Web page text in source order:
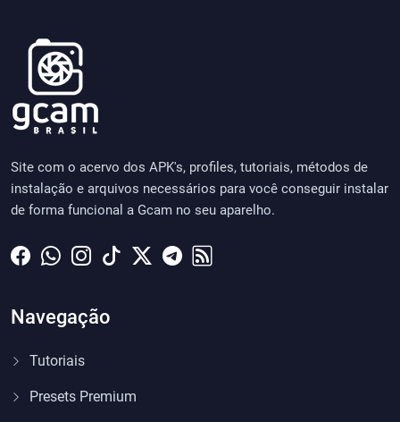
Site com o acervo dos APK's, profiles, tutoriais, métodos de
instalação e arquivos necessários para você conseguir instalar
de forma funcional a Gcam no seu aparelho.
Navegação
Tutoriais
Presets Premium